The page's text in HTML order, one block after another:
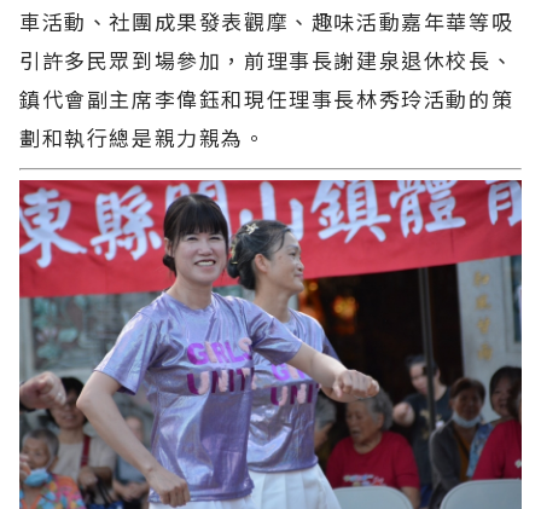
車活動、社團成果發表觀摩、趣味活動嘉年華等吸
引許多民眾到場參加，前理事長謝建泉退休校長、
鎮代會副主席李偉鈺和現任理事長林秀玲活動的策
劃和執行總是親力親為。